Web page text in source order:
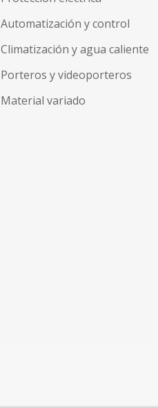
Automatización y control
Climatización y agua caliente
Porteros y videoporteros
Material variado